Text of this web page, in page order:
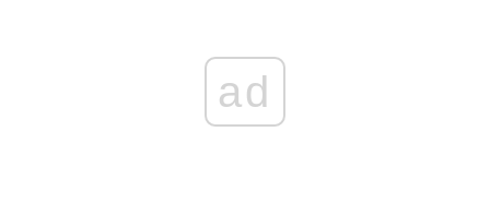
ad